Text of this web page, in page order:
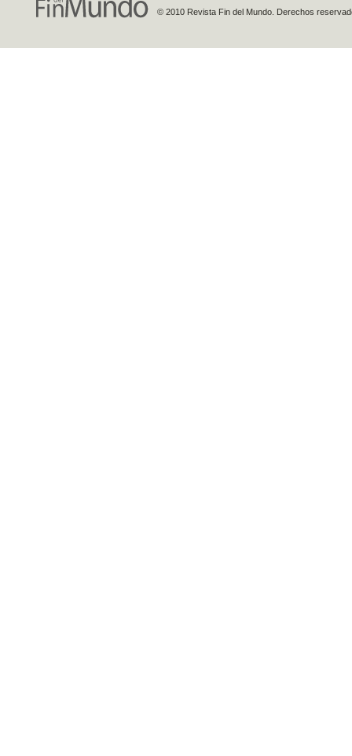
© 2010 Revista Fin del Mundo. Derechos